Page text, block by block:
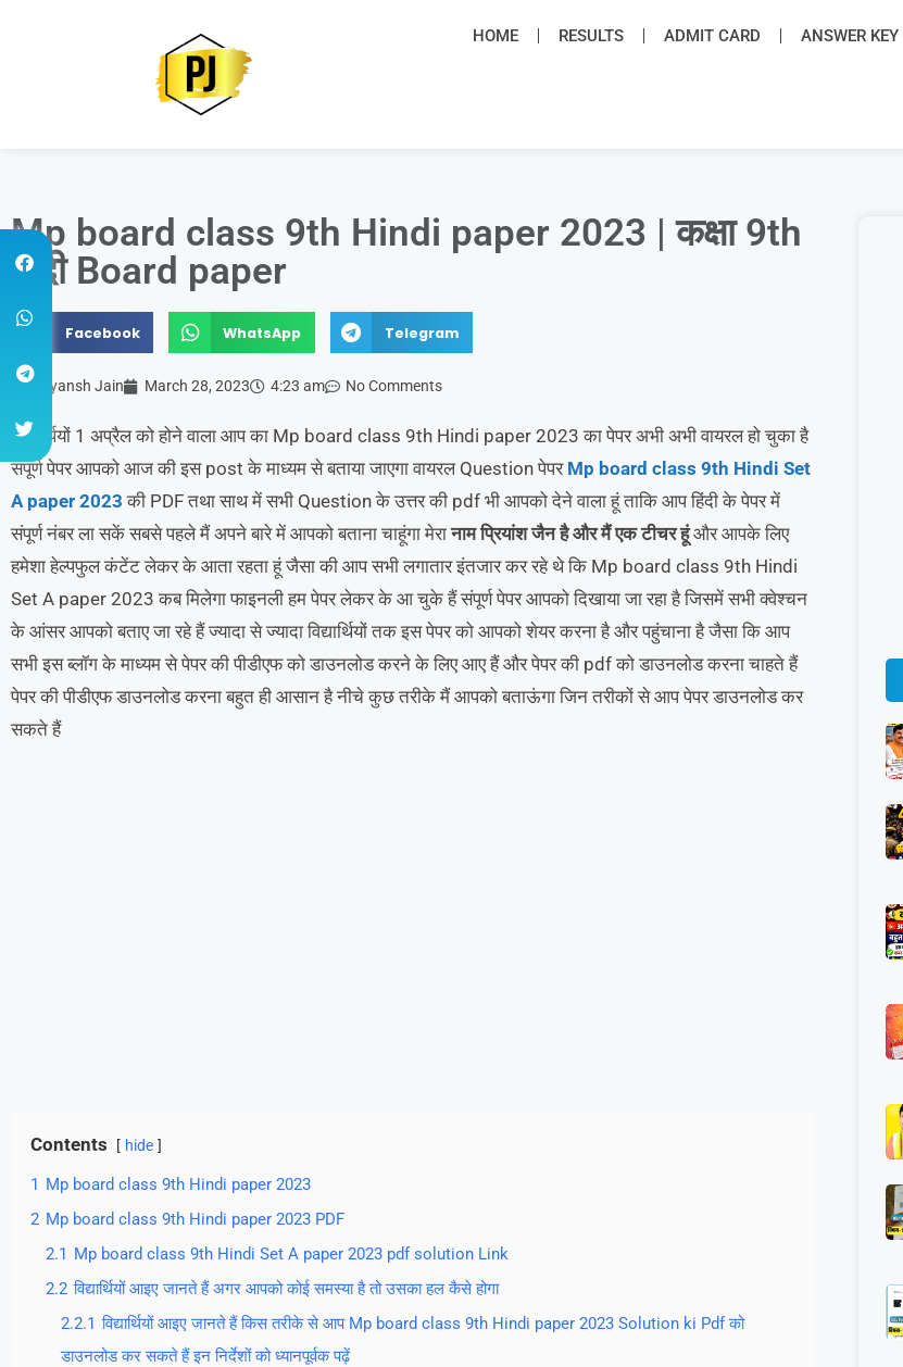
HOME RESULTS ADMIT CARD ANSWER KEY
Mp board class 9th Hindi paper 2023 | कक्षा 9th
हिंदी Board paper
Facebook WhatsApp Telegram
Priyansh Jain March 28, 2023 4:23 am No Comments
विद्यार्थियों 1 अप्रैल को होने वाला आप का Mp board class 9th Hindi paper 2023 का पेपर अभी अभी वायरल हो चुका है
संपूर्ण पेपर आपको आज की इस post के माध्यम से बताया जाएगा वायरल Question पेपर Mp board class 9th Hindi Set
A paper 2023 की PDF तथा साथ में सभी Question के उत्तर की pdf भी आपको देने वाला हूं ताकि आप हिंदी के पेपर में
संपूर्ण नंबर ला सकें सबसे पहले मैं अपने बारे में आपको बताना चाहूंगा मेरानाम प्रियांश जैन है और मैं एक टीचर हूंऔर आपके लिए
हमेशा हेल्पफुल कंटेंट लेकर के आता रहता हूं जैसा की आप सभी लगातार इंतजार कर रहे थे कि Mp board class 9th Hindi
Set A paper 2023 कब मिलेगा फाइनली हम पेपर लेकर के आ चुके हैं संपूर्ण पेपर आपको दिखाया जा रहा है जिसमें सभी क्वेश्चन
के आंसर आपको बताए जा रहे हैं ज्यादा से ज्यादा विद्यार्थियों तक इस पेपर को आपको शेयर करना है और पहुंचाना है जैसा कि आप
सभी इस ब्लॉग के माध्यम से पेपर की पीडीएफ को डाउनलोड करने के लिए आए हैं और पेपर की pdf को डाउनलोड करना चाहते हैं
पेपर की पीडीएफ डाउनलोड करना बहुत ही आसान है नीचे कुछ तरीके मैं आपको बताऊंगा जिन तरीकों से आप पेपर डाउनलोड कर
सकते हैं
Contents hide
1 Mp board class 9th Hindi paper 2023
2 Mp board class 9th Hindi paper 2023 PDF
2.1 Mp board class 9th Hindi Set A paper 2023 pdf solution Link
2.2 विद्यार्थियों आइए जानते हैं अगर आपको कोई समस्या है तो उसका हल कैसे होगा
2.2.1 विद्यार्थियों आइए जानते हैं किस तरीके से आप Mp board class 9th Hindi paper 2023 Solution ki Pdf को
डाउनलोड कर सकते हैं इन निर्देशों को ध्यानपूर्वक पढ़ें